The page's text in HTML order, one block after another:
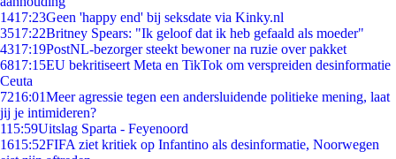
1417:23Geen 'happy end' bij seksdate via Kinky.nl
3517:22Britney Spears: "Ik geloof dat ik heb gefaald als moeder"
4317:19PostNL-bezorger steekt bewoner na ruzie over pakket
6817:15EU bekritiseert Meta en TikTok om verspreiden desinformatie
Ceuta
7216:01Meer agressie tegen een andersluidende politieke mening, laat
jij je intimideren?
115:59Uitslag Sparta - Feyenoord
1615:52FIFA ziet kritiek op Infantino als desinformatie, Noorwegen